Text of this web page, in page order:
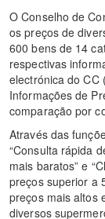
O Conselho de
os preços de
600 bens de 14
respectivas
electrónica do CC
Informações de
comparação por
Através das
“Consulta rápida
mais baratos” e
preços superior a
preços mais altos
diversos